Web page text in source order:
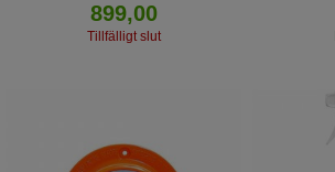
899,00
Tillfälligt slut